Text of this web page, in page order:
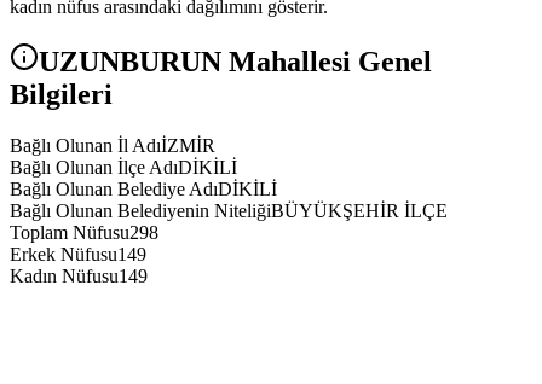
kadın nüfus arasındaki dağılımını gösterir.
UZUNBURUN Mahallesi Genel
Bilgileri
Bağlı Olunan İl AdıİZMİR
Bağlı Olunan İlçe AdıDİKİLİ
Bağlı Olunan Belediye AdıDİKİLİ
Bağlı Olunan Belediyenin NiteliğiBÜYÜKŞEHİR İLÇE
Toplam Nüfusu298
Erkek Nüfusu149
Kadın Nüfusu149